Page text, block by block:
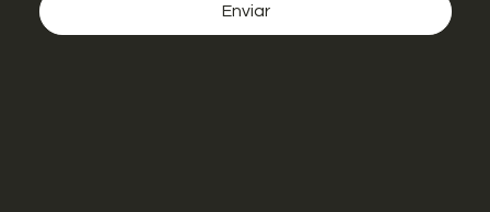
Enviar